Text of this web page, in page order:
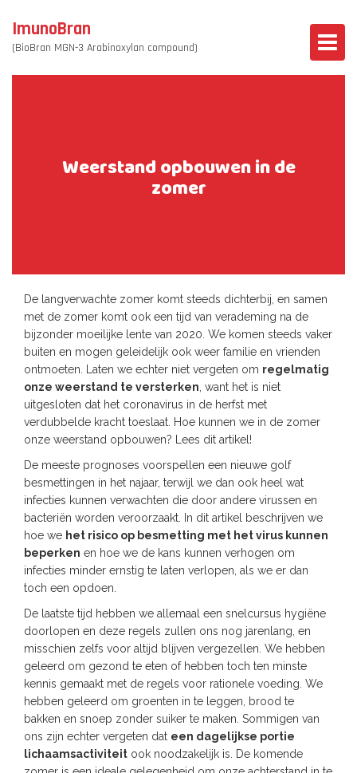
ImunoBran
(BioBran MGN-3 Arabinoxylan compound)
Weerstand opbouwen in de
zomer
De langverwachte zomer komt steeds dichterbij, en samen
met de zomer komt ook een tijd van verademing na de
bijzonder moeilijke lente van 2020. We komen steeds vaker
buiten en mogen geleidelijk ook weer familie en vrienden
ontmoeten. Laten we echter niet vergeten om regelmatig
onze weerstand te versterken , want het is niet
uitgesloten dat het coronavirus in de herfst met
verdubbelde kracht toeslaat. Hoe kunnen we in de zomer
onze weerstand opbouwen? Lees dit artikel!
De meeste prognoses voorspellen een nieuwe golf
besmettingen in het najaar, terwijl we dan ook heel wat
infecties kunnen verwachten die door andere virussen en
bacteriën worden veroorzaakt. In dit artikel beschrijven we
hoe we het risico op besmetting met het virus kunnen
beperken en hoe we de kans kunnen verhogen om
infecties minder ernstig te laten verlopen, als we er dan
toch een opdoen.
De laatste tijd hebben we allemaal een snelcursus hygiëne
doorlopen en deze regels zullen ons nog jarenlang, en
misschien zelfs voor altijd blijven vergezellen. We hebben
geleerd om gezond te eten of hebben toch ten minste
kennis gemaakt met de regels voor rationele voeding. We
hebben geleerd om groenten in te leggen, brood te
bakken en snoep zonder suiker te maken. Sommigen van
ons zijn echter vergeten dat een dagelijkse portie
lichaamsactiviteit ook noodzakelijk is. De komende